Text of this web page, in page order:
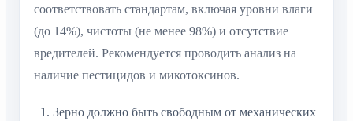
соответствовать стандартам, включая уровни влаги
(до 14%), чистоты (не менее 98%) и отсутствие
вредителей. Рекомендуется проводить анализ на
наличие пестицидов и микотоксинов.
Зерно должно быть свободным от механических